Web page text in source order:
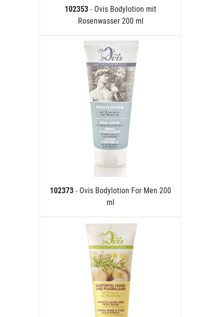
102353 - Ovis Bodylotion mit
Rosenwasser 200 ml
102373 - Ovis Bodylotion For Men 200
ml